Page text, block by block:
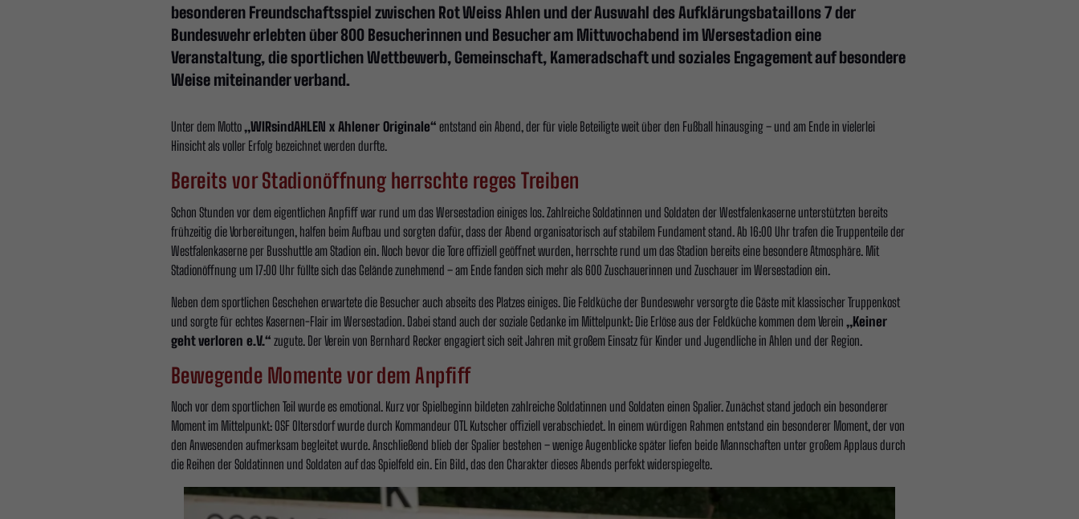
besonderen Freundschaftsspiel zwischen Rot Weiss Ahlen und der Auswahl des Aufklärungsbataillons 7 der
Bundeswehr erlebten über 800 Besucherinnen und Besucher am Mittwochabend im Wersestadion eine
Veranstaltung, die sportlichen Wettbewerb, Gemeinschaft, Kameradschaft und soziales Engagement auf besondere
Weise miteinander verband.
Unter dem Motto „WIRsindAHLEN x Ahlener Originale“ entstand ein Abend, der für viele Beteiligte weit über den Fußball hinausging – und am Ende in vielerlei
Hinsicht als voller Erfolg bezeichnet werden durfte.
Bereits vor Stadionöffnung herrschte reges Treiben
Schon Stunden vor dem eigentlichen Anpfiff war rund um das Wersestadion einiges los. Zahlreiche Soldatinnen und Soldaten der Westfalenkaserne unterstützten bereits
frühzeitig die Vorbereitungen, halfen beim Aufbau und sorgten dafür, dass der Abend organisatorisch auf stabilem Fundament stand. Ab 16:00 Uhr trafen die Truppenteile der
Westfalenkaserne per Busshuttle am Stadion ein. Noch bevor die Tore offiziell geöffnet wurden, herrschte rund um das Stadion bereits eine besondere Atmosphäre. Mit
Stadionöffnung um 17:00 Uhr füllte sich das Gelände zunehmend – am Ende fanden sich mehr als 600 Zuschauerinnen und Zuschauer im Wersestadion ein.
Neben dem sportlichen Geschehen erwartete die Besucher auch abseits des Platzes einiges. Die Feldküche der Bundeswehr versorgte die Gäste mit klassischer Truppenkost
und sorgte für echtes Kasernen-Flair im Wersestadion. Dabei stand auch der soziale Gedanke im Mittelpunkt: Die Erlöse aus der Feldküche kommen dem Verein „Keiner
geht verloren e.V.“ zugute. Der Verein von Bernhard Recker engagiert sich seit Jahren mit großem Einsatz für Kinder und Jugendliche in Ahlen und der Region.
Bewegende Momente vor dem Anpfiff
Noch vor dem sportlichen Teil wurde es emotional. Kurz vor Spielbeginn bildeten zahlreiche Soldatinnen und Soldaten einen Spalier. Zunächst stand jedoch ein besonderer
Moment im Mittelpunkt: OSF Oltersdorf wurde durch Kommandeur OTL Kutscher offiziell verabschiedet. In einem würdigen Rahmen entstand ein besonderer Moment, der von
den Anwesenden aufmerksam begleitet wurde. Anschließend blieb der Spalier bestehen – wenige Augenblicke später liefen beide Mannschaften unter großem Applaus durch
die Reihen der Soldatinnen und Soldaten auf das Spielfeld ein. Ein Bild, das den Charakter dieses Abends perfekt widerspiegelte.